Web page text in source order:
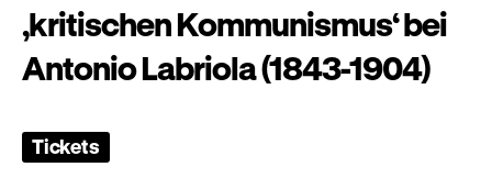
‚kritischen Kommunismus‘ bei
Antonio Labriola (1843-1904)
Tickets